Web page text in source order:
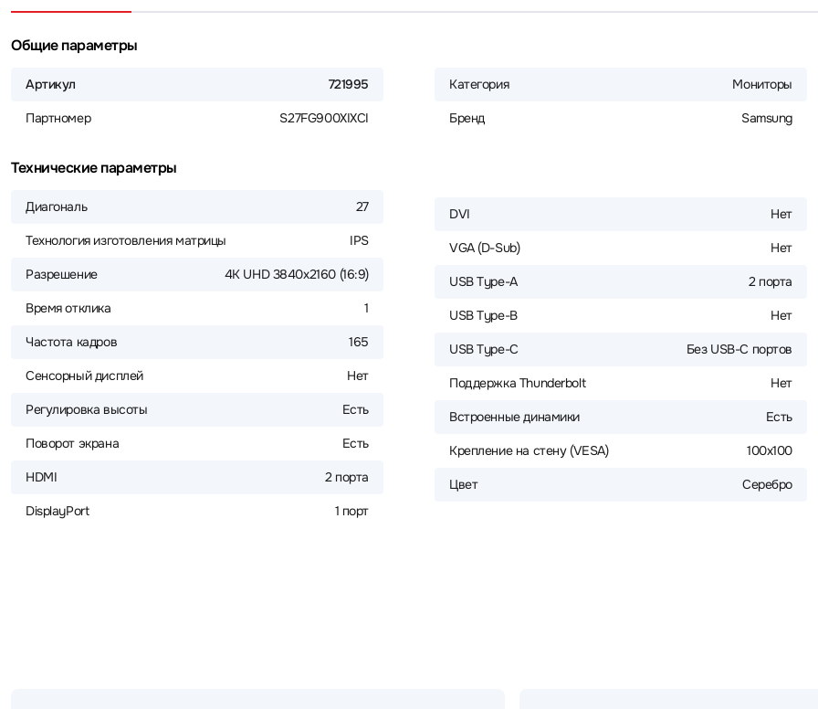
Общие параметры
Артикул 721995
Партномер S27FG900XIXCI
Категория Мониторы
Бренд Samsung
Технические параметры
Диагональ 27
Технология изготовления матрицы IPS
Разрешение 4K UHD 3840x2160 (16:9)
Время отклика 1
Частота кадров 165
Сенсорный дисплей Нет
Регулировка высоты Есть
Поворот экрана Есть
HDMI 2 порта
DisplayPort 1 порт
DVI Нет
VGA (D-Sub) Нет
USB Type-A 2 порта
USB Type-B Нет
USB Type-C Без USB-С портов
Поддержка Thunderbolt Нет
Встроенные динамики Есть
Крепление на стену (VESA) 100x100
Цвет Серебро